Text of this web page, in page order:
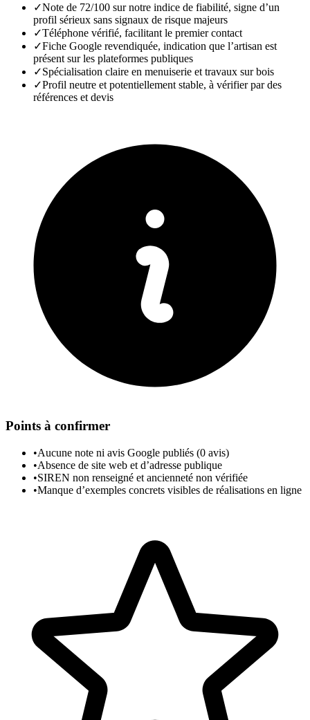
✓Note de 72/100 sur notre indice de fiabilité, signe d’un
profil sérieux sans signaux de risque majeurs
✓Téléphone vérifié, facilitant le premier contact
✓Fiche Google revendiquée, indication que l’artisan est
présent sur les plateformes publiques
✓Spécialisation claire en menuiserie et travaux sur bois
✓Profil neutre et potentiellement stable, à vérifier par des
références et devis
Points à confirmer
•Aucune note ni avis Google publiés (0 avis)
•Absence de site web et d’adresse publique
•SIREN non renseigné et ancienneté non vérifiée
•Manque d’exemples concrets visibles de réalisations en ligne